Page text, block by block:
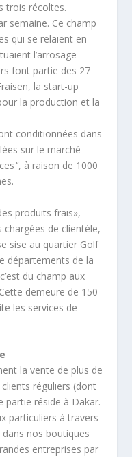
trois récoltes.
semaine. Ce champ
qui se relaient en
l’arrosage
font partie des 27
la start-up
la production et la
conditionnées dans
sur le marché
‘‘, à raison de 1000
produits frais»,
de clientèle,
sise au quartier Golf
départements de la
du champ aux
demeure de 150
les services de
la vente de plus de
réguliers (dont
partie réside à Dakar.
particuliers à travers
nos boutiques
entreprises par